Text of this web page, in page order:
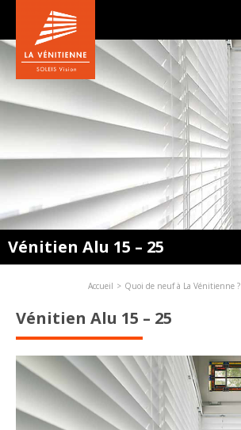
Vénitien Alu 15 – 25
Accueil Quoi de neuf à La Vénitienne ?
Vénitien Alu 15 – 25